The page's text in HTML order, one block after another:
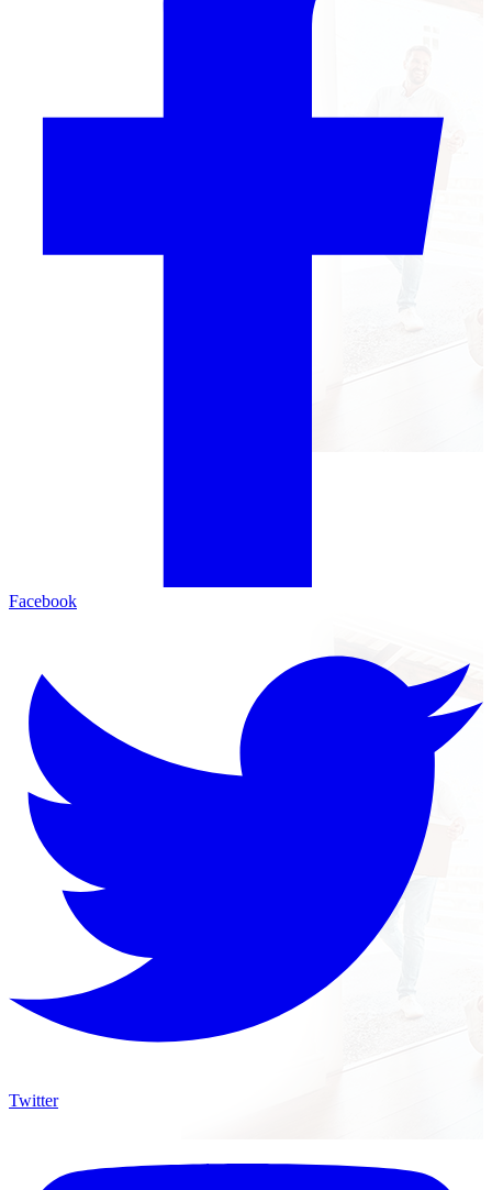
Facebook
Twitter